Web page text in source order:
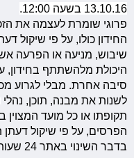
13.10.16 בשעה 12:00.
פרוגי שומרת לעצמה את
החידון כולו, על פי שיקול
שיבוש, מניעה או הפרעה
היכולת מלהשתתף בחידון,
סיבה אחרת. מבלי לגרוע
לשנות את מבנה, תוכן, נהלי
תקופתו או כל מועד המצוין
הפרסים, על פי שיקול
בדבר השינוי באתר 24 שעות מראש.